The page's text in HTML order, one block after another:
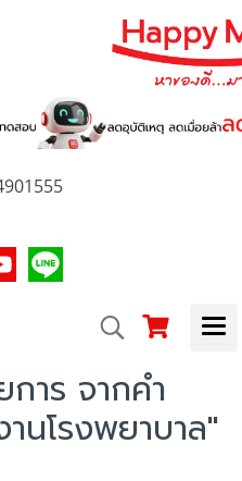
าร จากคำ
นโรงพยาบาล"